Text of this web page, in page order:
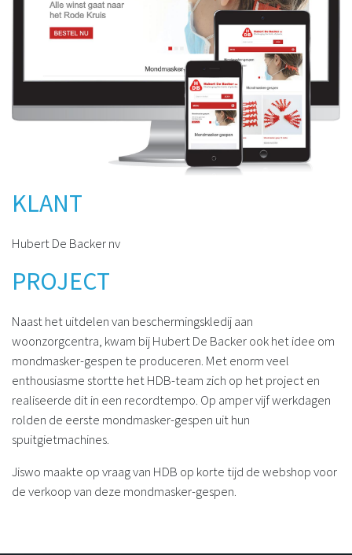
KLANT
Hubert De Backer nv
PROJECT
Naast het uitdelen van beschermingskledij aan
woonzorgcentra, kwam bij Hubert De Backer ook het idee om
mondmasker-gespen te produceren. Met enorm veel
enthousiasme stortte het HDB-team zich op het project en
realiseerde dit in een recordtempo. Op amper vijf werkdagen
rolden de eerste mondmasker-gespen uit hun
spuitgietmachines.
Jiswo maakte op vraag van HDB op korte tijd de webshop voor
de verkoop van deze mondmasker-gespen.